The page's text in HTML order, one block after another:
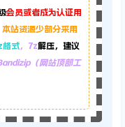
会员或者成为认证用
本站资源少部分采用
格式，7z解压，建议
（网站顶部工